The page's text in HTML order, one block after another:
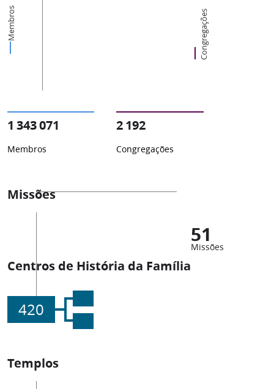
Membros Congregações
1 343 071
Membros
2 192
Congregações
Missões
51
Missões
Centros de História da Família
420
Templos